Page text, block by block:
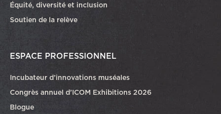
Équité, diversité et inclusion
Soutien de la relève
ESPACE PROFESSIONNEL
Incubateur d’innovations muséales
Congrès annuel d’ICOM Exhibitions 2026
Blogue